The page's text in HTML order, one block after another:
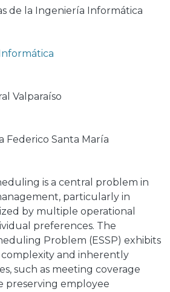
de la Ingeniería Informática
Valparaíso
Federico Santa María
is a central problem in
particularly in
by multiple operational
preferences. The
Problem (ESSP) exhibits
and inherently
such as meeting coverage
preserving employee